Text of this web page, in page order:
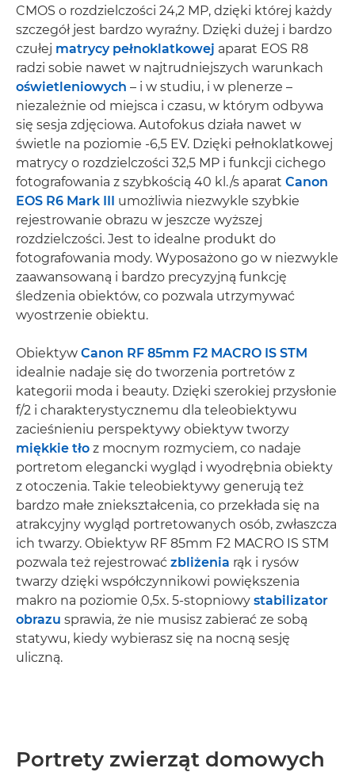
CMOS o rozdzielczości 24,2 MP, dzięki której każdy
szczegół jest bardzo wyraźny. Dzięki dużej i bardzo
czułej matrycy pełnoklatkowej aparat EOS R8
radzi sobie nawet w najtrudniejszych warunkach
oświetleniowych – i w studiu, i w plenerze –
niezależnie od miejsca i czasu, w którym odbywa
się sesja zdjęciowa. Autofokus działa nawet w
świetle na poziomie -6,5 EV. Dzięki pełnoklatkowej
matrycy o rozdzielczości 32,5 MP i funkcji cichego
fotografowania z szybkością 40 kl./s aparat Canon
EOS R6 Mark III umożliwia niezwykle szybkie
rejestrowanie obrazu w jeszcze wyższej
rozdzielczości. Jest to idealne produkt do
fotografowania mody. Wyposażono go w niezwykle
zaawansowaną i bardzo precyzyjną funkcję
śledzenia obiektów, co pozwala utrzymywać
wyostrzenie obiektu.
Obiektyw Canon RF 85mm F2 MACRO IS STM
idealnie nadaje się do tworzenia portretów z
kategorii moda i beauty. Dzięki szerokiej przysłonie
f/2 i charakterystycznemu dla teleobiektywu
zacieśnieniu perspektywy obiektyw tworzy
miękkie tło z mocnym rozmyciem, co nadaje
portretom elegancki wygląd i wyodrębnia obiekty
z otoczenia. Takie teleobiektywy generują też
bardzo małe zniekształcenia, co przekłada się na
atrakcyjny wygląd portretowanych osób, zwłaszcza
ich twarzy. Obiektyw RF 85mm F2 MACRO IS STM
pozwala też rejestrować zbliżenia rąk i rysów
twarzy dzięki współczynnikowi powiększenia
makro na poziomie 0,5x. 5-stopniowy stabilizator
obrazu sprawia, że nie musisz zabierać ze sobą
statywu, kiedy wybierasz się na nocną sesję
uliczną.
Portrety zwierząt domowych